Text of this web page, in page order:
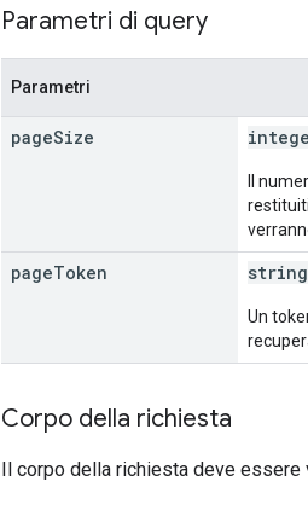
Parametri di query
Parametri
pageSize
Il
pageToken string
Un
Corpo della richiesta
Il corpo della richiesta deve essere